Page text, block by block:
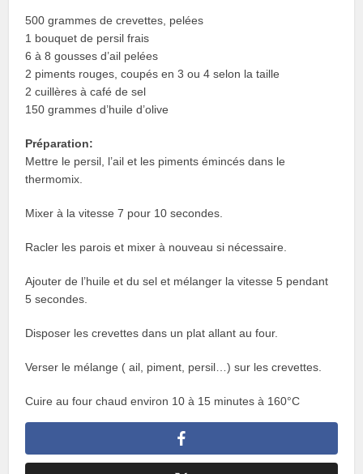
500 grammes de crevettes, pelées
1 bouquet de persil frais
6 à 8 gousses d’ail pelées
2 piments rouges, coupés en 3 ou 4 selon la taille
2 cuillères à café de sel
150 grammes d’huile d’olive
Préparation:
Mettre le persil, l’ail et les piments émincés dans le
thermomix.
Mixer à la vitesse 7 pour 10 secondes.
Racler les parois et mixer à nouveau si nécessaire.
Ajouter de l’huile et du sel et mélanger la vitesse 5 pendant
5 secondes.
Disposer les crevettes dans un plat allant au four.
Verser le mélange ( ail, piment, persil…) sur les crevettes.
Cuire au four chaud environ 10 à 15 minutes à 160°C